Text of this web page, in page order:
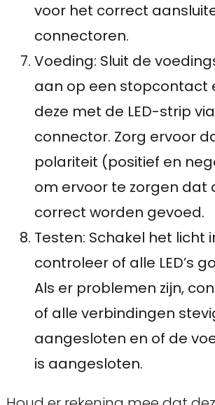
voor het correct
connectoren.
Voeding: Sluit de
aan op een stopcontact
deze met de LED-strip
connector. Zorg ervoor
polariteit (positief en
om ervoor te zorgen dat
correct worden gevoed.
Testen: Schakel het licht
controleer of alle LED’s
Als er problemen zijn,
of alle verbindingen
aangesloten en of de
is aangesloten.